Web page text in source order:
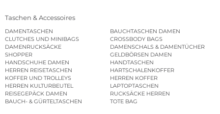
Taschen & Accessoires
DAMENTASCHEN
BAUCHTASCHEN DAMEN
CLUTCHES UND MINIBAGS
CROSSBODY BAGS
DAMENRUCKSÄCKE
DAMENSCHALS & DAMENTÜCHER
SHOPPER
GELDBÖRSEN DAMEN
HANDSCHUHE DAMEN
HANDTASCHEN
HERREN REISETASCHEN
HARTSCHALENKOFFER
KOFFER UND TROLLEYS
HERREN KOFFER
HERREN KULTURBEUTEL
LAPTOPTASCHEN
REISEGEPÄCK DAMEN
RUCKSÄCKE HERREN
BAUCH- & GÜRTELTASCHEN
TOTE BAG